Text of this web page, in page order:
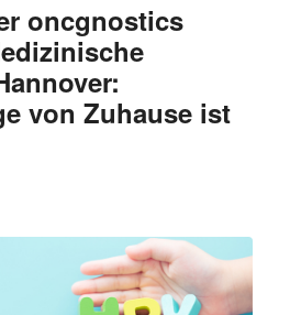
oncgnostics
von Zuhause ist